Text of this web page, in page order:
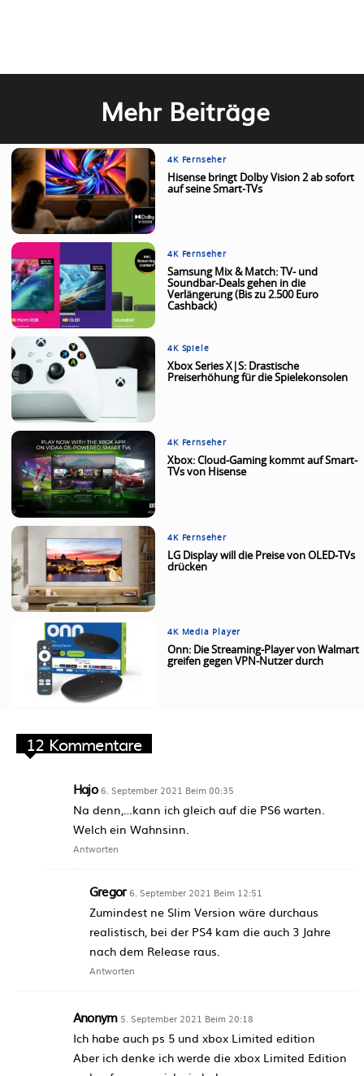
Mehr Beiträge
4K Fernseher
Hisense bringt Dolby Vision 2 ab sofort
auf seine Smart-TVs
4K Fernseher
Samsung Mix & Match: TV- und
Soundbar-Deals gehen in die
Verlängerung (Bis zu 2.500 Euro
Cashback)
4K Spiele
Xbox Series X|S: Drastische
Preiserhöhung für die Spielekonsolen
4K Fernseher
Xbox: Cloud-Gaming kommt auf Smart-
TVs von Hisense
4K Fernseher
LG Display will die Preise von OLED-TVs
drücken
4K Media Player
Onn: Die Streaming-Player von Walmart
greifen gegen VPN-Nutzer durch
12 Kommentare
Hajo 6. September 2021 Beim 00:35
Na denn,…kann ich gleich auf die PS6 warten.
Welch ein Wahnsinn.
Antworten
Gregor 6. September 2021 Beim 12:51
Zumindest ne Slim Version wäre durchaus
realistisch, bei der PS4 kam die auch 3 Jahre
nach dem Release raus.
Antworten
Anonym 5. September 2021 Beim 20:18
Ich habe auch ps 5 und xbox Limited edition
Aber ich denke ich werde die xbox Limited Edition